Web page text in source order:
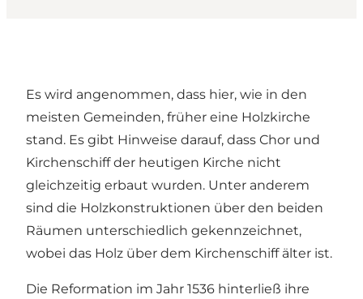
Es wird angenommen, dass hier, wie in den
meisten Gemeinden, früher eine Holzkirche
stand. Es gibt Hinweise darauf, dass Chor und
Kirchenschiff der heutigen Kirche nicht
gleichzeitig erbaut wurden. Unter anderem
sind die Holzkonstruktionen über den beiden
Räumen unterschiedlich gekennzeichnet,
wobei das Holz über dem Kirchenschiff älter ist.
Die Reformation im Jahr 1536 hinterließ ihre